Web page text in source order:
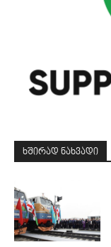
ᲮᲨᲘᲠᲐᲓ ᲜᲐᲮᲕᲐᲓᲘ